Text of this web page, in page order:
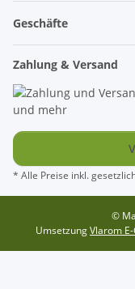
Geschäfte
Zahlung & Versand
* Alle Preise inkl.
©
UmsetzungVlarom